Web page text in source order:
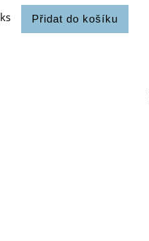
ks